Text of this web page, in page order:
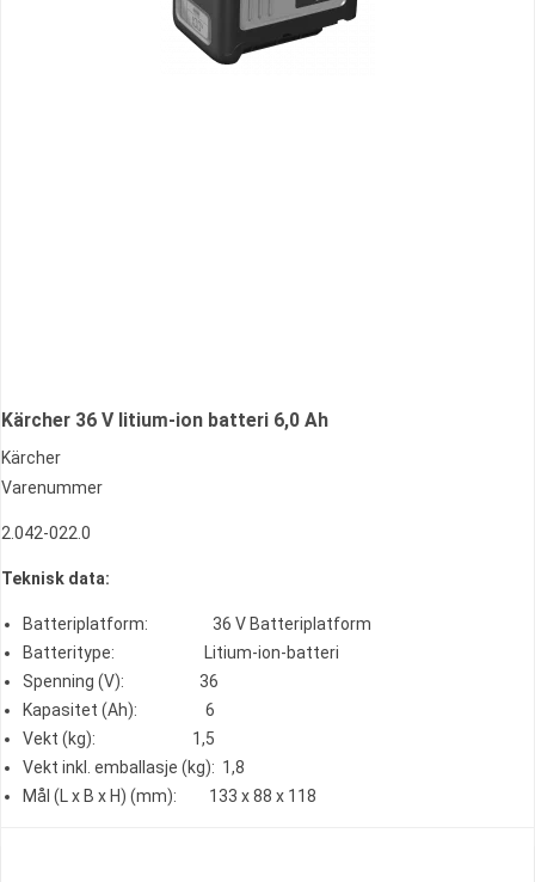
Kärcher 36 V litium-ion batteri 6,0 Ah
Kärcher
Varenummer
2.042-022.0
Teknisk data:
Batteriplatform: 36 V Batteriplatform
Batteritype: Litium-ion-batteri
Spenning (V): 36
Kapasitet (Ah): 6
Vekt (kg): 1,5
Vekt inkl. emballasje (kg): 1,8
Mål (L x B x H) (mm): 133 x 88 x 118